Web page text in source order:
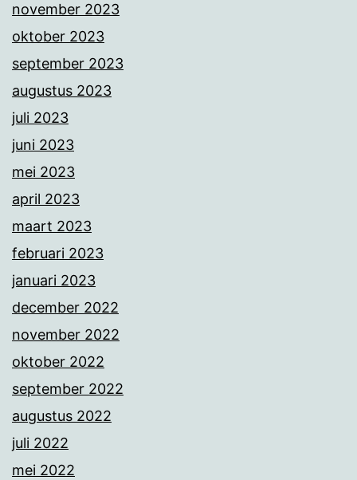
november 2023
oktober 2023
september 2023
augustus 2023
juli 2023
juni 2023
mei 2023
april 2023
maart 2023
februari 2023
januari 2023
december 2022
november 2022
oktober 2022
september 2022
augustus 2022
juli 2022
mei 2022